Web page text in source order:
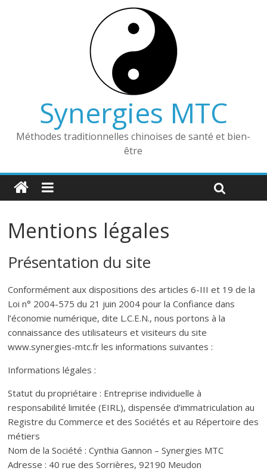
Synergies MTC
Méthodes traditionnelles chinoises de santé et bien-
être
Mentions légales
Présentation du site
Conformément aux dispositions des articles 6-III et 19 de la
Loi n° 2004-575 du 21 juin 2004 pour la Confiance dans
l’économie numérique, dite L.C.E.N., nous portons à la
connaissance des utilisateurs et visiteurs du site
www.synergies-mtc.fr les informations suivantes :
Informations légales :
Statut du propriétaire : Entreprise individuelle à
responsabilité limitée (EIRL), dispensée d’immatriculation au
Registre du Commerce et des Sociétés et au Répertoire des
métiers
Nom de la Société : Cynthia Gannon – Synergies MTC
Adresse : 40 rue des Sorrières, 92190 Meudon